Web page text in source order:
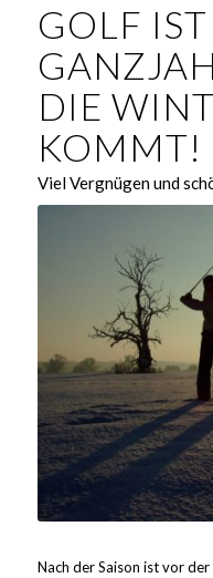
GOLF IST
DIE
KOMMT!
Viel Vergnügen und
Nach der Saison ist vor